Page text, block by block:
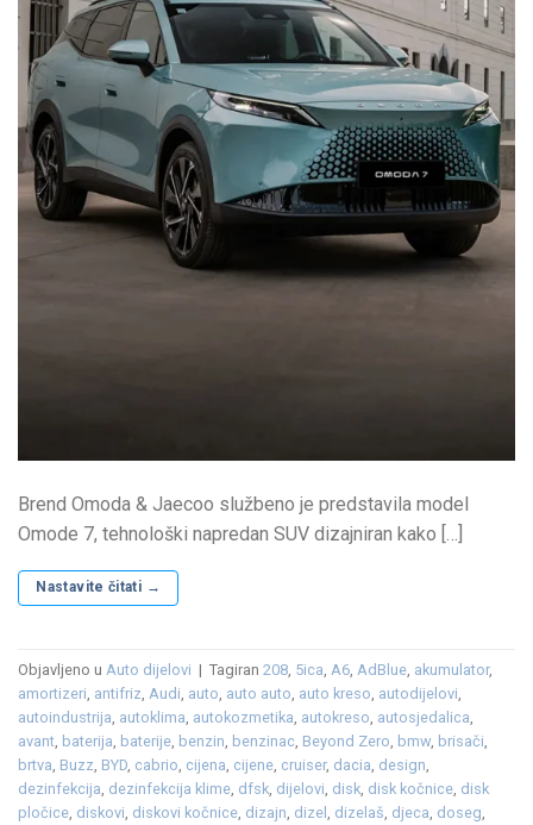
Brend Omoda & Jaecoo službeno je predstavila model
Omode 7, tehnološki napredan SUV dizajniran kako […]
Nastavite čitati →
Objavljeno u Auto dijelovi | Tagiran 208 5ica A6 AdBlue akumulator,
amortizeri antifriz Audi auto auto auto auto kreso autodijelovi
autoindustrija autoklima autokozmetika autokreso autosjedalica
avant baterija baterije benzin benzinac Beyond Zero bmw brisači
brtva Buzz BYD cabrio cijena cijene cruiser, dacia design
dezinfekcija dezinfekcija klime dfsk dijelovi disk disk kočnice disk
pločice diskovi diskovi kočnice dizajn dizel dizelaš djeca doseg